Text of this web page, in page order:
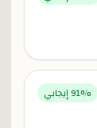
91% إيجابي